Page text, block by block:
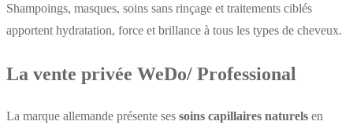
Shampoings, masques, soins sans rinçage et traitements ciblés
apportent hydratation, force et brillance à tous les types de cheveux.
La vente privée WeDo/ Professional
La marque allemande présente ses soins capillaires naturels en